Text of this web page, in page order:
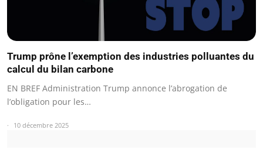
Trump prône l’exemption des industries polluantes du
calcul du bilan carbone
EN BREF Administration Trump annonce l’abrogation de
l’obligation pour les…
10 décembre 2025